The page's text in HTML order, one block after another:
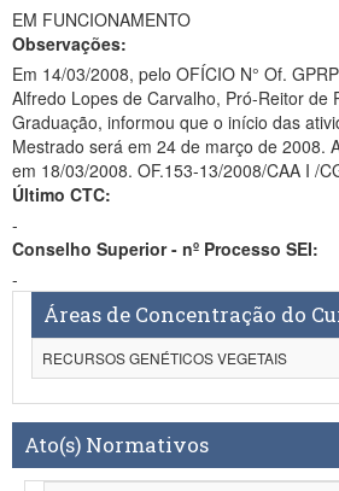
EM FUNCIONAMENTO
Observações:
Em 14/03/2008, pelo OFÍCIO N° Of.
Alfredo Lopes de Carvalho, Pró-Reitor de
Graduação, informou que o início das
Mestrado será em 24 de março de 2008.
em 18/03/2008. OF.153-13/2008/CAA I /
Último CTC:
-
Conselho Superior - nº Processo SEI:
-
Áreas de Concentração do
RECURSOS GENÉTICOS VEGETAIS
Ato(s) Normativos